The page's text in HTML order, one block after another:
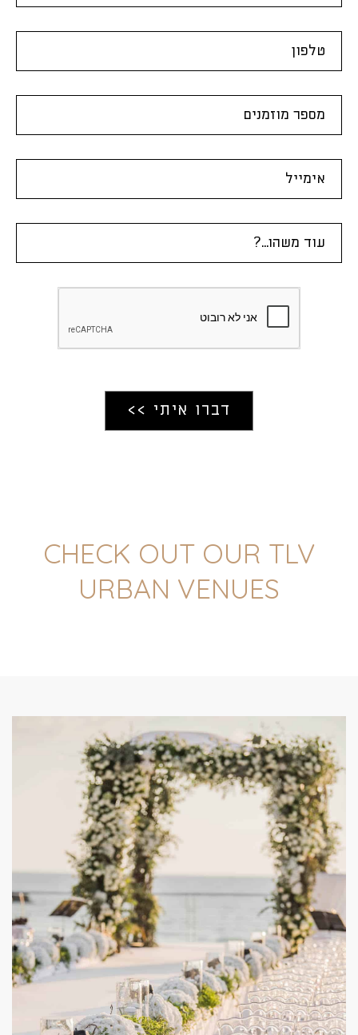
CHECK OUT OUR TLV
URBAN VENUES